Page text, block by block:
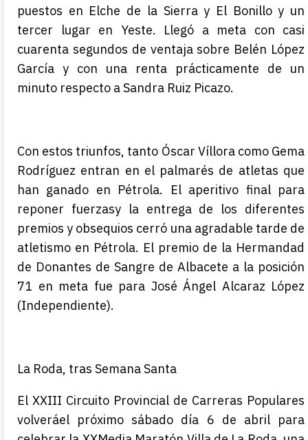
puestos en Elche de la Sierra y El Bonilloy un
tercer lugar en Yeste. Llegó a meta con casi
cuarenta segundos de ventaja sobre Belén López
García y con una renta prácticamente de un
minuto respecto a Sandra Ruiz Picazo.
Con estos triunfos, tanto Óscar Víllora como Gema
Rodríguez entran en el palmarés de atletas que
han ganado en Pétrola. Elaperitivo final para
reponer fuerzasy la entrega de los diferentes
premios y obsequios cerró una agradable tarde de
atletismo en Pétrola. El premio de la Hermandad
de Donantes de Sangre de Albacete a la posición
71 en meta fue para José Ángel Alcaraz López
(Independiente).
La Roda, tras Semana Santa
El XXIII Circuito Provincial de Carreras Populares
volveráel próximosábado día 6 de abril para